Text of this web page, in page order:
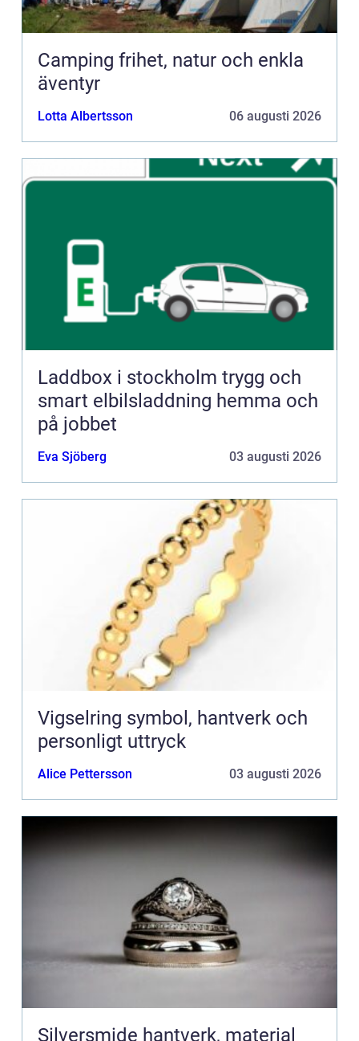
Camping frihet, natur och enkla
äventyr
Lotta Albertsson 06 augusti 2026
Laddbox i stockholm trygg och
smart elbilsladdning hemma och
på jobbet
Eva Sjöberg 03 augusti 2026
Vigselring symbol, hantverk och
personligt uttryck
Alice Pettersson 03 augusti 2026
Silversmide hantverk, material